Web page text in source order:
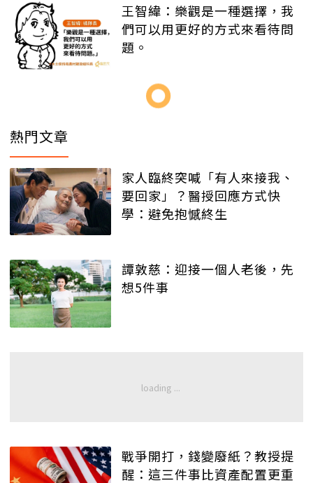
王智緯：樂觀是一種選擇，我
們可以用更好的方式來看待問
題。
熱門文章
家人臨終突喊「有人來接我、
要回家」？醫授回應方式快
學：避免抱憾終生
譚敦慈：迎接一個人老後，先
想5件事
戰爭開打，錢變廢紙？教授提
醒：這三件事比資產配置更重